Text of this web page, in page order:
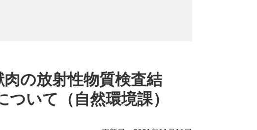
肉の放射性物質検査結
いて（自然環境課）